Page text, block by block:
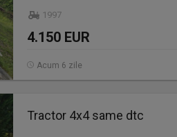
1997
4.150 EUR
Acum 6 zile
Tractor 4x4 same dtc